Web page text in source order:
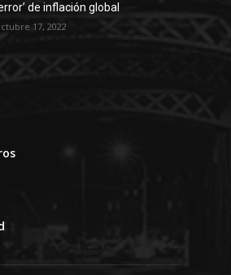
de inflación global
17, 2022